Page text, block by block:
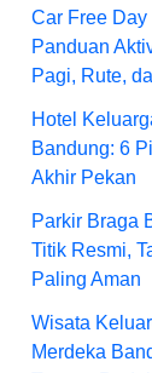
Car Free
Panduan
Pagi, Rute,
Hotel
Bandung: 6
Akhir Pekan
Parkir Braga
Titik Resmi,
Paling Aman
Wisata
Merdeka